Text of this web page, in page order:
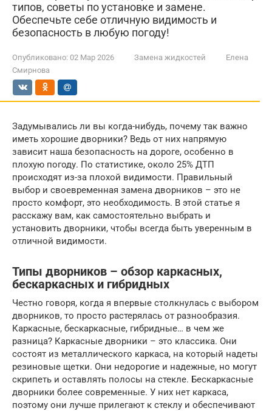
типов, советы по установке и замене.
Обеспечьте себе отличную видимость и
безопасность в любую погоду!
Опубликовано: 02 Мар 2026 Замена жидкостей
Елена
Смирнова
Задумывались ли вы когда-нибудь, почему так важно
иметь хорошие дворники? Ведь от них напрямую
зависит наша безопасность на дороге, особенно в
плохую погоду. По статистике, около 25% ДТП
происходят из-за плохой видимости. Правильный
выбор и своевременная замена дворников – это не
просто комфорт, это необходимость. В этой статье я
расскажу вам, как самостоятельно выбрать и
установить дворники, чтобы всегда быть уверенным в
отличной видимости.
Типы дворников – обзор каркасных,
бескаркасных и гибридных
Честно говоря, когда я впервые столкнулась с выбором
дворников, то просто растерялась от разнообразия.
Каркасные, бескаркасные, гибридные… в чем же
разница? Каркасные дворники – это классика. Они
состоят из металлического каркаса, на который надеты
резиновые щетки. Они недорогие и надежные, но могут
скрипеть и оставлять полосы на стекле. Бескаркасные
дворники более современные. У них нет каркаса,
поэтому они лучше прилегают к стеклу и обеспечивают